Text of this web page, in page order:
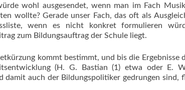
wohl ausgesendet, wenn man im Fach
wollte? Gerade unser Fach, das oft als
wenn es nicht konkret formulieren
zum Bildungsauftrag der Schule liegt.
kommt bestimmt, und bis die
(H. G. Bastian (1) etwa oder E.
damit auch der Bildungspolitiker gedrungen sind,